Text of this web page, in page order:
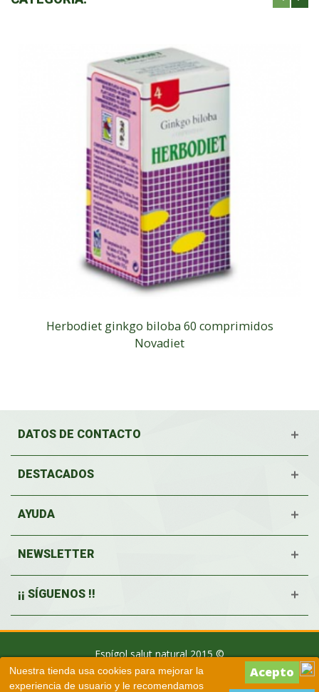
Nuestra tienda usa cookies para mejorar la
experiencia de usuario y le recomendamos
Herbodiet ginkgo biloba 60 comprimidos
Novadiet
DATOS DE CONTACTO
DESTACADOS
AYUDA
NEWSLETTER
¡¡ SÍGUENOS !!
Espígol salut natural 2015 ©